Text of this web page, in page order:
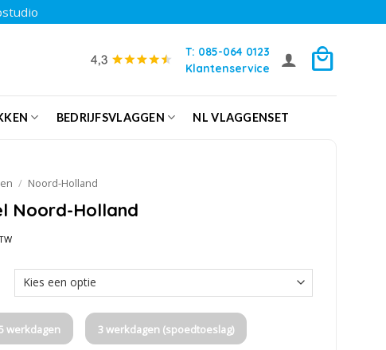
T: 085-064 0123
Klantenservice
BEDRIJFSVLAGGEN NL VLAGGENSET
/ Noord-Holland
Noord-Holland
werkdagen 3 werkdagen (spoedtoeslag)